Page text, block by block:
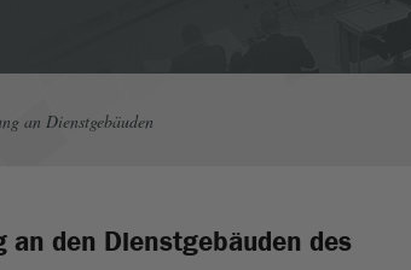
an Dienstgebäuden
an den Dienstgebäuden des